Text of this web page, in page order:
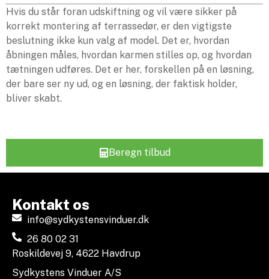
Hvis du står foran udskiftning og vil være sikker på
korrekt montering af terrassedør, er den vigtigste
beslutning ikke kun valg af model. Det er, hvordan
åbningen måles, hvordan karmen stilles op, og hvordan
tætningen udføres. Det er her, forskellen på en løsning,
der bare ser ny ud, og en løsning, der faktisk holder,
bliver skabt.
Beregn tilbud
Kontakt os
info@sydkystensvinduer.dk
26 80 02 31
Roskildevej 9, 4622 Havdrup
Sydkystens Vinduer A/S